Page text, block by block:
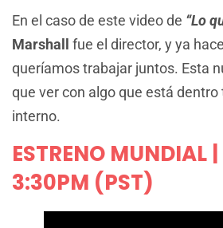
En el caso de este video de “Lo
Marshall
fue el director, y ya
queríamos trabajar juntos. Esta
que ver con algo que está
interno.
ESTRENO MUNDIAL
3:30PM (PST)